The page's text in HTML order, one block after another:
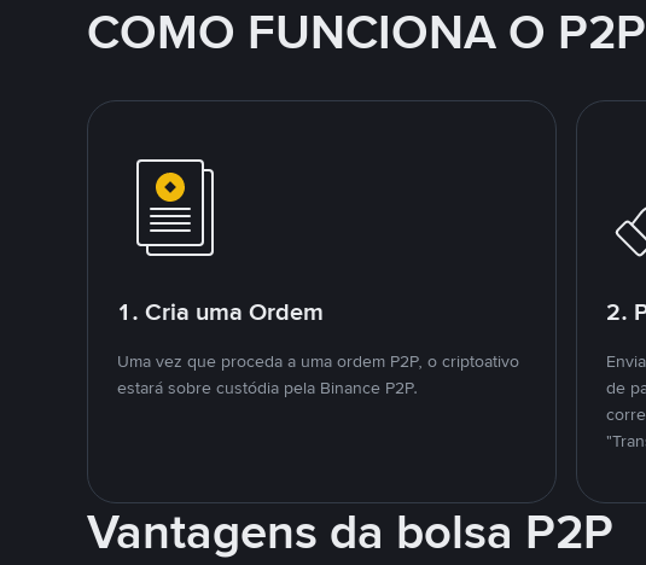
COMO FUNCIONA O P2P
1. Cria uma Ordem
Uma vez que proceda a uma ordem P2P, o criptoativo
estará sobre custódia pela Binance P2P.
2.
de
Vantagens da bolsa P2P